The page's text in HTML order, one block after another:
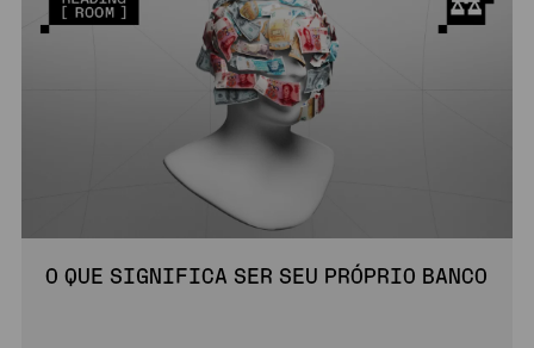
O QUE SIGNIFICA SER SEU PRÓPRIO BANCO